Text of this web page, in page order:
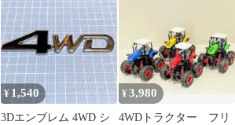
¥1,540
3Dエンブレム 4WD シ
¥3,980
4WDトラクター フリ